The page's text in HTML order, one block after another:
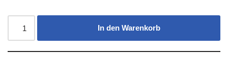
In den Warenkorb